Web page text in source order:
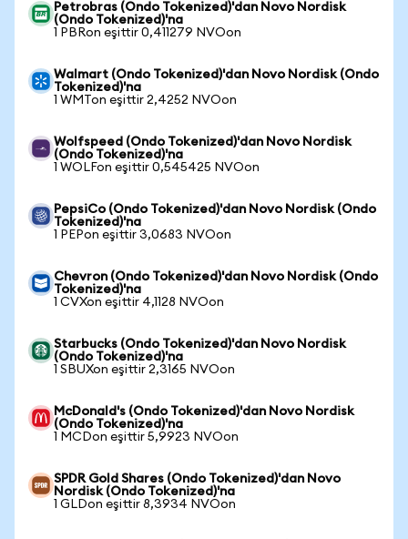
Petrobras (Ondo Tokenized)'dan Novo Nordisk
(Ondo Tokenized)'na
1 PBRon eşittir 0,411279 NVOon
Walmart (Ondo Tokenized)'dan Novo Nordisk (Ondo
Tokenized)'na
1 WMTon eşittir 2,4252 NVOon
Wolfspeed (Ondo Tokenized)'dan Novo Nordisk
(Ondo Tokenized)'na
1 WOLFon eşittir 0,545425 NVOon
PepsiCo (Ondo Tokenized)'dan Novo Nordisk (Ondo
Tokenized)'na
1 PEPon eşittir 3,0683 NVOon
Chevron (Ondo Tokenized)'dan Novo Nordisk (Ondo
Tokenized)'na
1 CVXon eşittir 4,1128 NVOon
Starbucks (Ondo Tokenized)'dan Novo Nordisk
(Ondo Tokenized)'na
1 SBUXon eşittir 2,3165 NVOon
McDonald's (Ondo Tokenized)'dan Novo Nordisk
(Ondo Tokenized)'na
1 MCDon eşittir 5,9923 NVOon
SPDR Gold Shares (Ondo Tokenized)'dan Novo
Nordisk (Ondo Tokenized)'na
1 GLDon eşittir 8,3934 NVOon